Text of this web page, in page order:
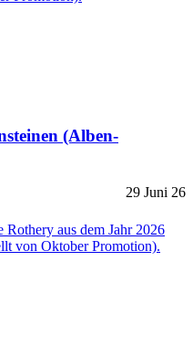
(Alben-
29 Juni 26